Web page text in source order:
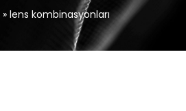
» lens kombinasyonları